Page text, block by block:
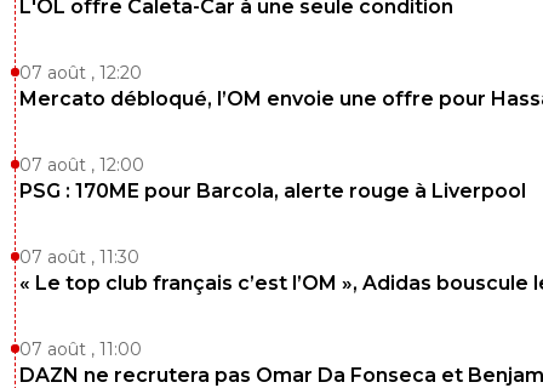
L'OL offre Caleta-Car à une seule condition
07 août , 12:20
Mercato débloqué, l’OM envoie une offre pour
07 août , 12:00
PSG : 170ME pour Barcola, alerte rouge à Liverpool
07 août , 11:30
« Le top club français c’est l’OM », Adidas bouscule
07 août , 11:00
DAZN ne recrutera pas Omar Da Fonseca et